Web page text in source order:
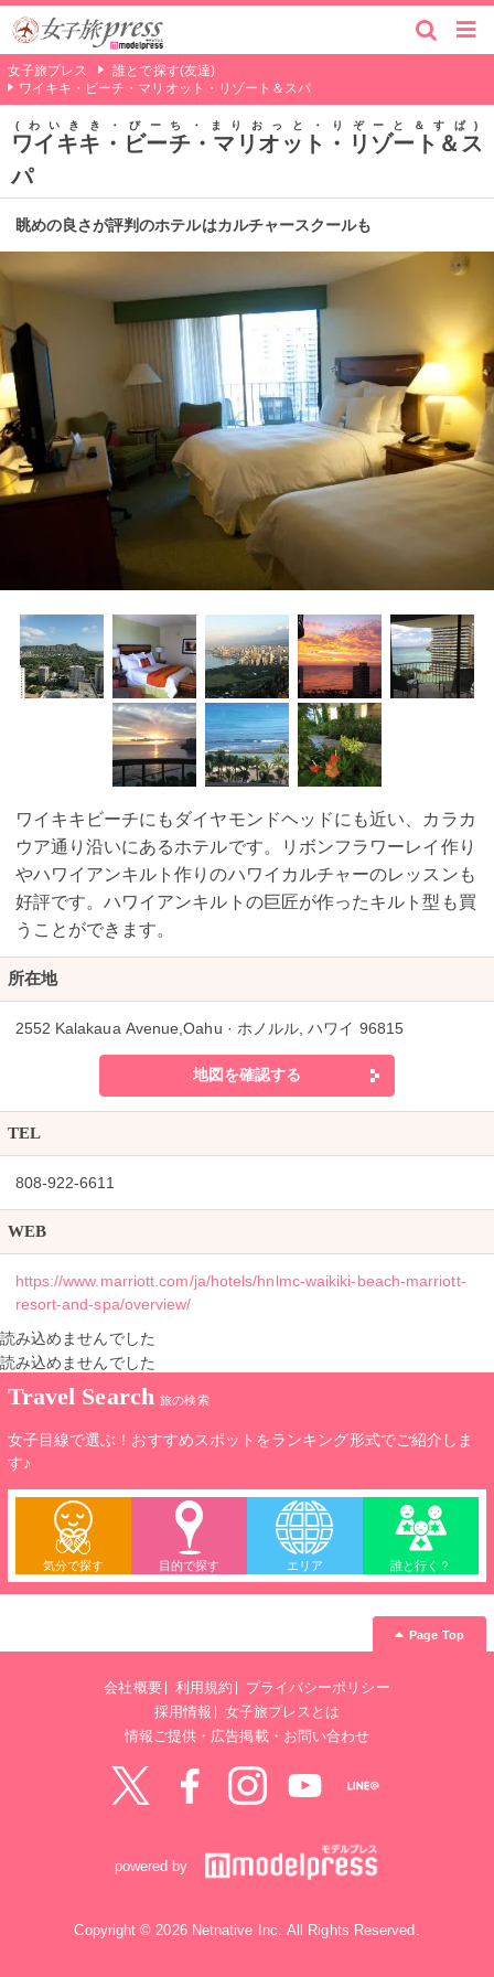
女子旅プレス
誰とで探す(友達)
ワイキキ・ビーチ・マリオット・リゾート＆スパ
ワイキキ・ビーチ・マリオット・リゾート＆ス
パ
わいきき・びーち・まりおっと・りぞーと＆すぱ
眺めの良さが評判のホテルはカルチャースクールも
ワイキキビーチにもダイヤモンドヘッドにも近い、カラカ
ウア通り沿いにあるホテルです。リボンフラワーレイ作り
やハワイアンキルト作りのハワイカルチャーのレッスンも
好評です。ハワイアンキルトの巨匠が作ったキルト型も買
うことができます。
所在地
2552 Kalakaua Avenue,Oahu · ホノルル, ハワイ 96815
地図を確認する
TEL
808-922-6611
WEB
https://www.marriott.com/ja/hotels/hnlmc-waikiki-beach-marriott-
resort-and-spa/overview/
読み込めませんでした
読み込めませんでした
Travel Search 旅の検索
女子目線で選ぶ！おすすめスポットをランキング形式でご紹介しま
す♪
気分で探す 目的で探す エリア 誰と行く？
Page Top
会社概要 利用規約
プライバシーポリシー
採用情報
女子旅プレスとは
情報ご提供・広告掲載・お問い合わせ
Facebook
powered by
Copyright © 2026 Netnative Inc. All Rights Reserved.